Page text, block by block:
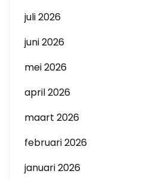
juli 2026
juni 2026
mei 2026
april 2026
maart 2026
februari 2026
januari 2026